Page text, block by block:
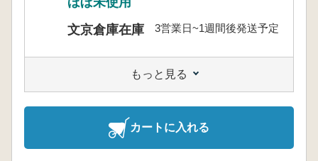
文京倉庫在庫
3営業日~1週間後発送予定
もっと見る
カートに入れる